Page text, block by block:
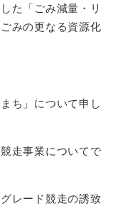
た「ごみ減量・リ
みの更なる資源化
ち」について申し
走事業についてで
レード競走の誘致